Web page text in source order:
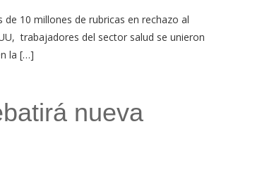
de 10 millones de rubricas en rechazo al
trabajadores del sector salud se unieron
la […]
nueva